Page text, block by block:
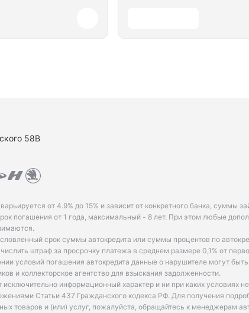
58В
от 4.9% до 15% и зависит от конкретного банка, суммы
погашения от 1 года, максимальный - 8 лет. При этом любые
срок суммы автокредита или суммы процентов по
штраф за просрочку платежа в среднем размере 0,1% от
условий погашения автокредита данные о нарушителе могут
и коллекторское агентство для взыскания задолженности.
информационный характер и ни при каких условиях
Статьи 437 Гражданского кодекса РФ. Для получения
товаров и (или) услуг, пожалуйста, обращайтесь к менеджерам